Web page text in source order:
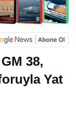
38,
Yat